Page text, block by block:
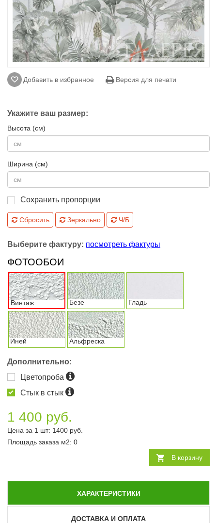
Добавить в избранное Версия для печати
Укажите ваш размер:
Высота (см)
Ширина (см)
Сохранить пропорции
Сбросить Зеркально Ч/Б
Выберите фактуру: посмотреть фактуры
ФОТООБОИ
Винтаж Безе Гладь
Иней Альфреска
Дополнительно:
Цветопроба
Стык в стык
1 400 руб.
Цена за 1 шт: 1400 руб.
Площадь заказа м2: 0
В корзину
ХАРАКТЕРИСТИКИ
ДОСТАВКА И ОПЛАТА